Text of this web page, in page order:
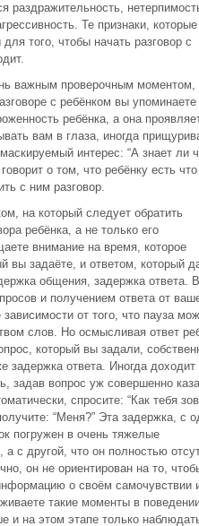
Те признаки,
того, чтобы начать разговор с
важным проверочным моментом,
с ребёнком вы
ребёнка, а она
вам в глаза, иногда
интерес: “А знает ли
о том, что ребёнку есть что
с ним разговор.
на который следует обратить
ребёнка, а не только его
внимание на время, которое
вы задаёте, и ответом, который
общения, задержка ответа.
и получением ответа от
от того, что пауза
слов. Но осмысливая ответ
который вы задали,
задержка ответа. Иногда доходит
задав вопрос уж совершенно
спросите: “Как тебя
“Меня?” Эта задержка, с
погружен в очень тяжелые
с другой, что он полностью
он не ориентирован на то,
о своём самочувствии
такие моменты в
и на этом этапе только